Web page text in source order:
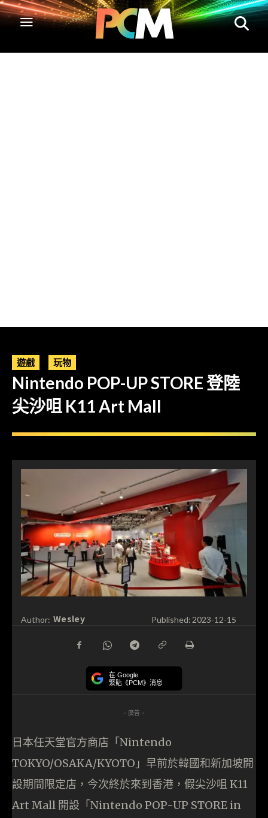
遊戲 玩物
Nintendo POP-UP STORE 登陸
尖沙咀 K11 Art Mall
Author: Wesley Published: 2023-12-15
在 Google
緊貼《PCM》消息
- 廣告 -
日本任天堂官方商店「Nintendo
TOKYO/OSAKA/KYOTO」早前於韓國和新加坡開
設期間限定店，今次終於來到香港，假尖沙咀 K11
Art Mall 開設「Nintendo POP-UP STORE in